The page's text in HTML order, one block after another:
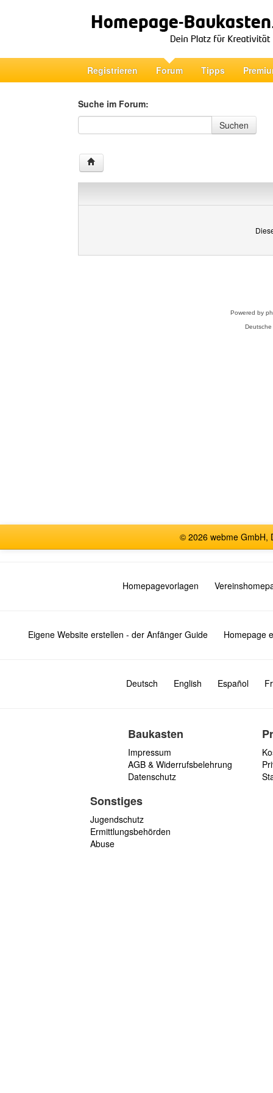
Registrieren Forum Tipps
Suche im Forum:
Suche im Forum
Suchen
Powered by
© 2026 webme GmbH,
Homepagevorlagen
Eigene Website erstellen - der Anfänger Guide Homepage
Deutsch English Español
Baukasten
Impressum
AGB & Widerrufsbelehrung
Datenschutz
Sonstiges
Jugendschutz
Ermittlungsbehörden
Abuse